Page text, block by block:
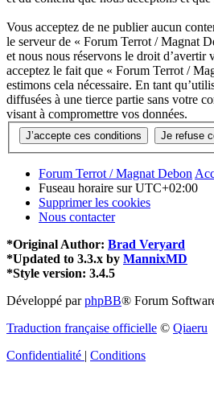
Vous acceptez de ne publier aucun
le serveur de « Forum Terrot / Magnat
et nous nous réservons le droit d’avertir
acceptez le fait que « Forum Terrot /
estimons cela nécessaire. En tant
diffusées à une tierce partie sans votre
visant à compromettre vos données.
Forum Terrot / Magnat Debon
Fuseau horaire surUTC+02:00
Supprimer les cookies
Nous contacter
*Original Author: Brad Veryard
*Updated to 3.3.x by MannixMD
*Style version: 3.4.5
Développé parphpBB® Forum
Traduction française officielle © Qiaeru
Confidentialité | Conditions